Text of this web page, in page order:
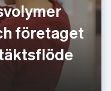
företaget